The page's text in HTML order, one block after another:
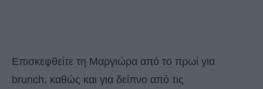
Επισκεφθείτε τη Μαργιώρα από το πρωί για
brunch, καθώς και για δείπνο από τις